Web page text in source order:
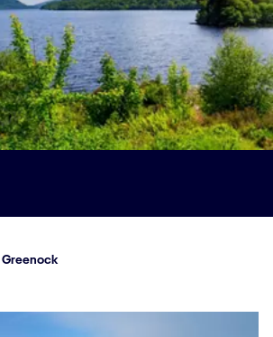
Greenock